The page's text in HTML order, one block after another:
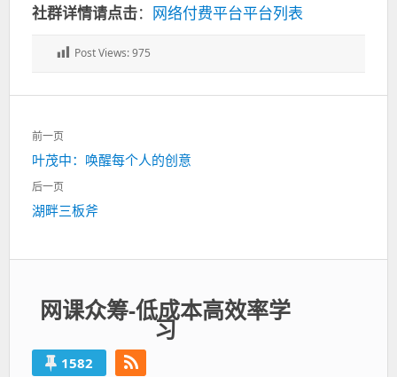
社群详情请点击： 网络付费平台平台列表
Post Views:975
文
章
导
航
前一页
上
一
叶茂中：唤醒每个人的创意
后一页
下
湖畔三板斧
网课众筹-低成本高效率学
习
1582